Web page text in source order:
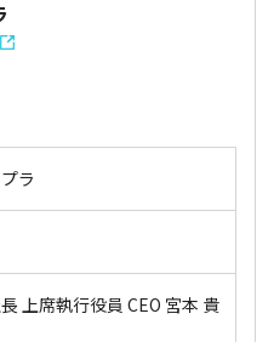
ラ
上席執行役員 CEO 宮本 貴